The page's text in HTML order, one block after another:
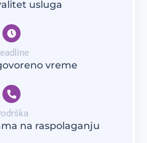
usluga
vreme
na raspolaganju